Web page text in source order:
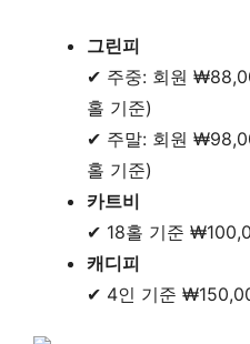
그린피
✔ 주중: 회원
홀 기준)
✔ 주말: 회원
홀 기준)
카트비
✔ 18홀 기준
캐디피
✔ 4인 기준